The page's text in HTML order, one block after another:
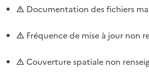
Documentation des fichiers
Fréquence de mise à jour non
Couverture spatiale non